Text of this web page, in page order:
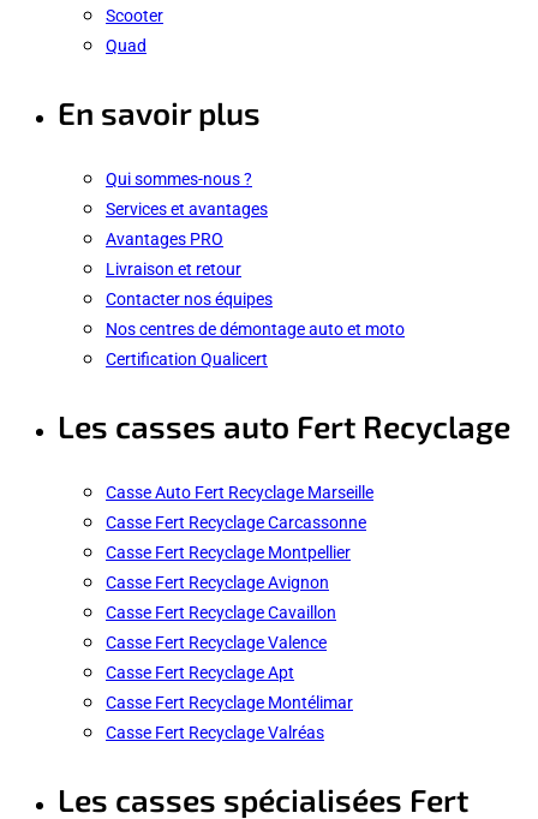
Scooter
Quad
En savoir plus
Qui sommes-nous ?
Services et avantages
Avantages PRO
Livraison et retour
Contacter nos équipes
Nos centres de démontage auto et moto
Certification Qualicert
Les casses auto Fert Recyclage
Casse Auto Fert Recyclage Marseille
Casse Fert Recyclage Carcassonne
Casse Fert Recyclage Montpellier
Casse Fert Recyclage Avignon
Casse Fert Recyclage Cavaillon
Casse Fert Recyclage Valence
Casse Fert Recyclage Apt
Casse Fert Recyclage Montélimar
Casse Fert Recyclage Valréas
Les casses spécialisées Fert